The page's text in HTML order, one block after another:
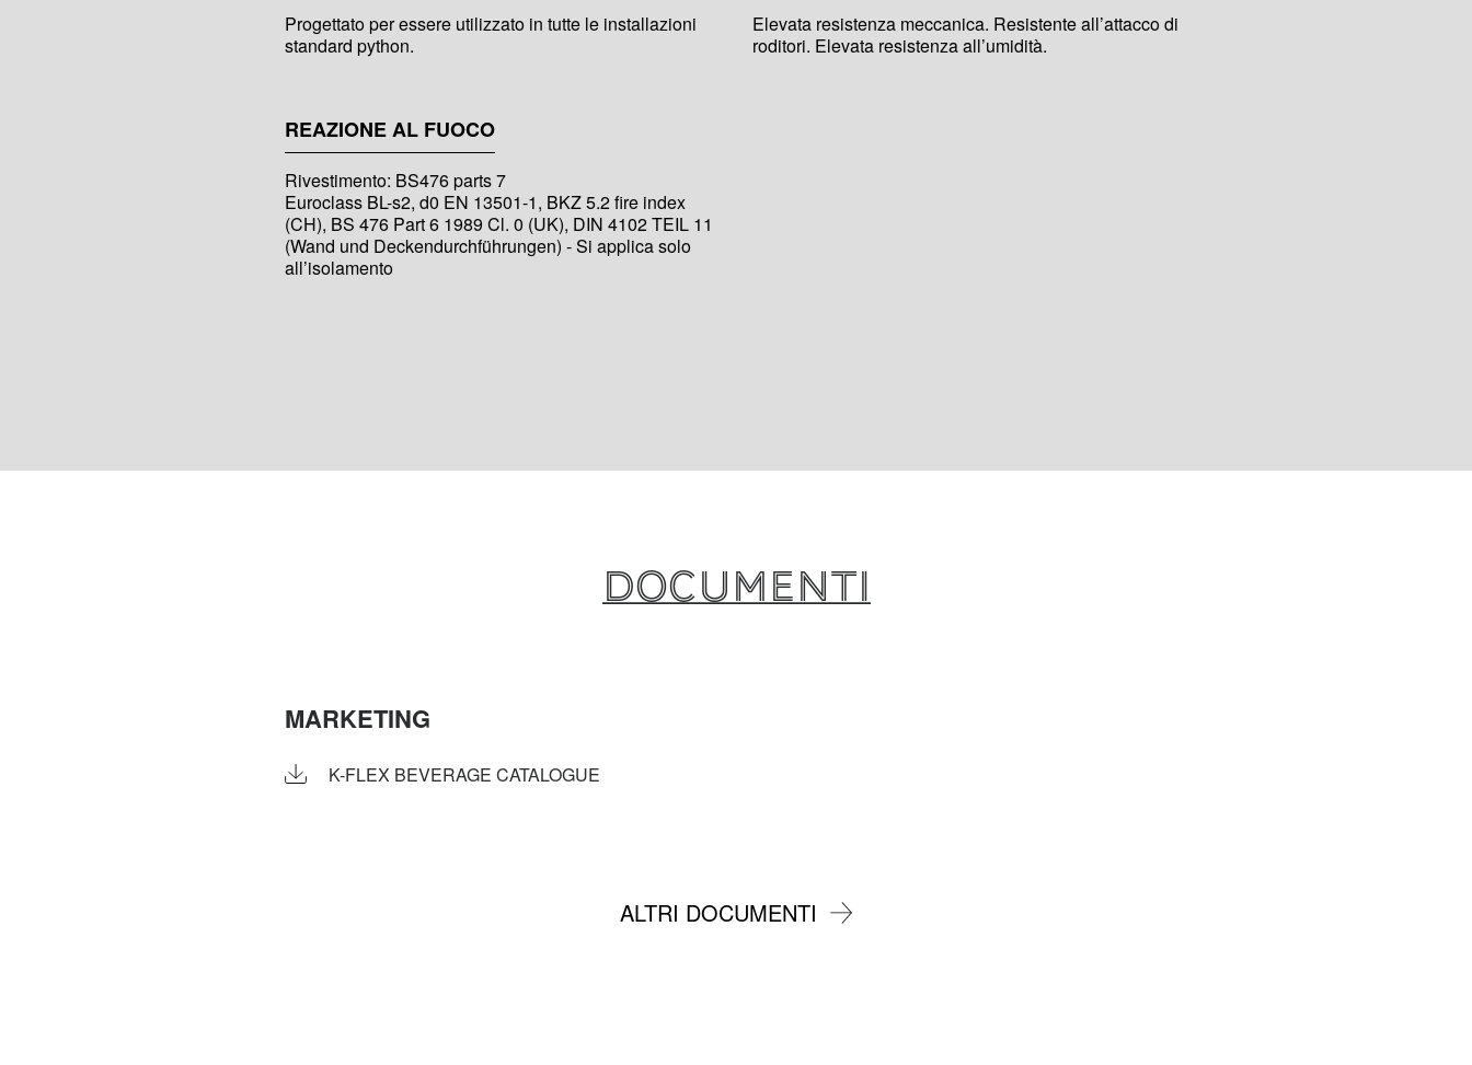
Progettato per essere utilizzato in tutte le installazioni
standard python.
Elevata resistenza meccanica. Resistente all’attacco di
roditori. Elevata resistenza all’umidità.
REAZIONE AL FUOCO
Rivestimento: BS476 parts 7
Euroclass BL-s2, d0 EN 13501-1, BKZ 5.2 fire index
(CH), BS 476 Part 6 1989 Cl. 0 (UK), DIN 4102 TEIL 11
(Wand und Deckendurchführungen) - Si applica solo
all’isolamento
Documenti
MARKETING
K-FLEX BEVERAGE CATALOGUE
ALTRI DOCUMENTI